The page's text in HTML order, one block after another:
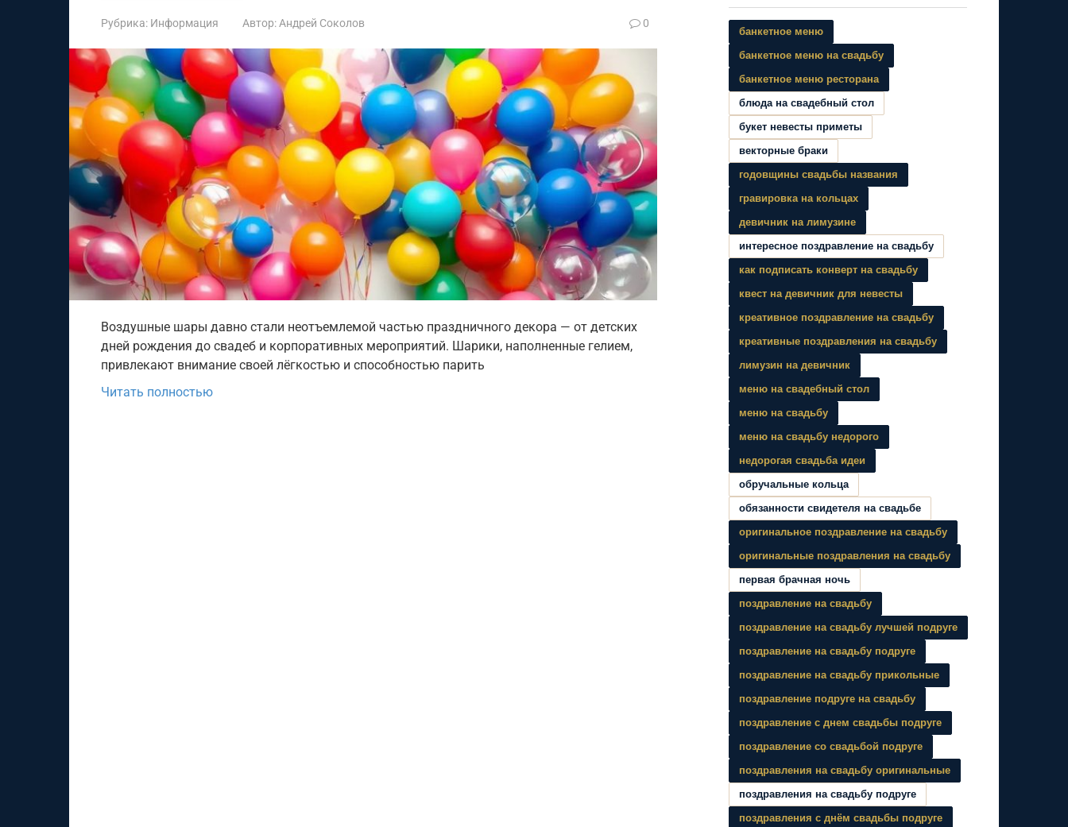
Рубрика: Информация Автор: Андрей Соколов 0
Воздушные шары давно стали неотъемлемой частью праздничного декора — от детских
дней рождения до свадеб и корпоративных мероприятий. Шарики, наполненные гелием,
привлекают внимание своей лёгкостью и способностью парить
Читать полностью
банкетное меню
банкетное меню на свадьбу
банкетное меню ресторана
блюда на свадебный стол
букет невесты приметы
векторные браки
годовщины свадьбы названия
гравировка на кольцах
девичник на лимузине
интересное поздравление на свадьбу
как подписать конверт на свадьбу
квест на девичник для невесты
креативное поздравление на свадьбу
креативные поздравления на свадьбу
лимузин на девичник
меню на свадебный стол
меню на свадьбу
меню на свадьбу недорого
недорогая свадьба идеи
обручальные кольца
обязанности свидетеля на свадьбе
оригинальное поздравление на свадьбу
оригинальные поздравления на свадьбу
первая брачная ночь
поздравление на свадьбу
поздравление на свадьбу лучшей подруге
поздравление на свадьбу подруге
поздравление на свадьбу прикольные
поздравление подруге на свадьбу
поздравление с днем свадьбы подруге
поздравление со свадьбой подруге
поздравления на свадьбу оригинальные
поздравления на свадьбу подруге
поздравления с днём свадьбы подруге